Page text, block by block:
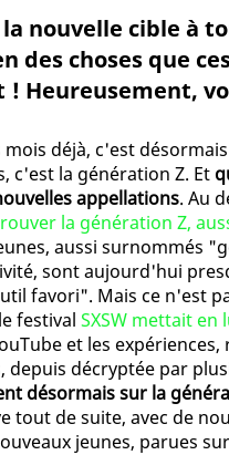
nouvelle cible à
des choses que
! Heureusement,
déjà, c'est
c'est la génération Z. Et
appellations. Au
la génération Z,
aussi surnommés
sont aujourd'hui
favori". Mais ce n'est
festival SXSW mettait en
et les
depuis décryptée par
désormais sur la
tout de suite, avec de
jeunes, parues